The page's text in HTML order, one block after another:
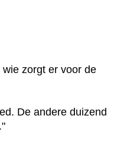
zorgt er voor de
De andere duizend